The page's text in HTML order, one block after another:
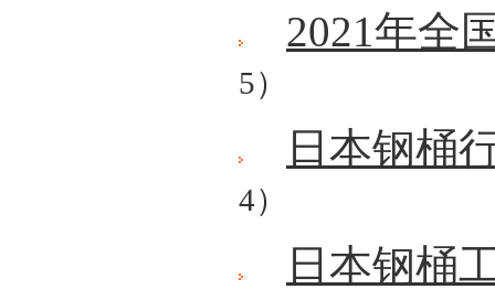
2021年全
5）
日本钢桶
4）
日本钢桶